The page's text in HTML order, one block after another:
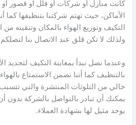
كانت منازل أو شركات أو فلل او قصور
الأماكن، حيث تهتم شركتنا بتنظيفها
التكيف وتوزيع الهواء بالمكان وتنقيته
ولذلك لا تكن قلق عند الاتصال بنا
وعندما نصل نبدأ بمعاينة التكيف لتحديد
بالتنظيف كما أننا نضمن الاستمتاع
خالي من التلوثات المنتشرة والتي
يمكنك أن تبادر بالتواصل بالشركة بدون
يوجد مثيل لها بشهادة العملاء.